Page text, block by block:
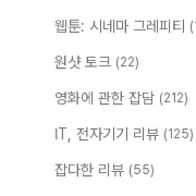
웹툰: 시네마 그레피티
원샷 토크 (22)
영화에 관한 잡담 (212)
IT, 전자기기 리뷰 (125)
잡다한 리뷰 (55)